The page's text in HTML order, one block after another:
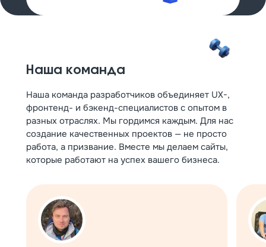
Наша команда
Наша команда разработчиков объединяет UX-,
фронтенд- и бэкенд-специалистов с опытом в
разных отраслях. Мы гордимся каждым. Для нас
создание качественных проектов — не просто
работа, а призвание. Вместе мы делаем сайты,
которые работают на успех вашего бизнеса.